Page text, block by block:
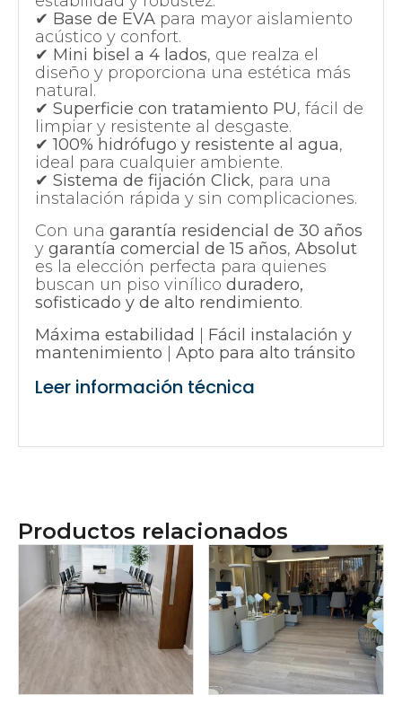
✔ Base de EVA para mayor aislamiento
acústico y confort.
✔ Mini bisel a 4 lados, que realza el
diseño y proporciona una estética más
natural.
✔ Superficie con tratamiento PU, fácil de
limpiar y resistente al desgaste.
✔100% hidrófugo y resistente al agua,
ideal para cualquier ambiente.
✔ Sistema de fijación Click, para una
instalación rápida y sin complicaciones.
Con una garantía residencial de 30 años
y garantía comercial de 15 años, Absolut
es la elección perfecta para quienes
buscan un piso vinílico duradero,
sofisticado y de alto rendimiento.
Máxima estabilidad
Fácil instalación y
mantenimiento
Apto para alto tránsito
Leer información técnica
Productos relacionados